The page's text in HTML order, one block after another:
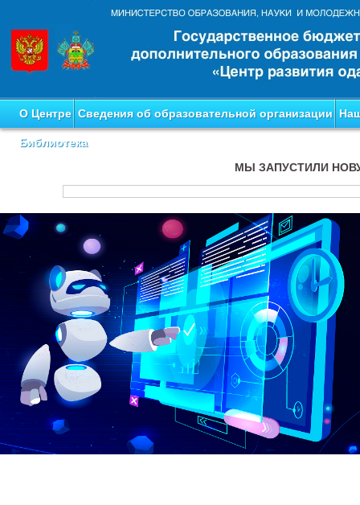
О Центре Сведения об образовательной организации
Библиотека
МЫ ЗАПУСТИЛИ